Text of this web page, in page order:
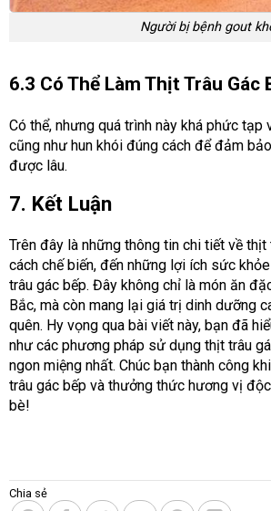
Người bị bệnh gout
6.3 Có Thể Làm Thịt Trâu Gác
Có thể, nhưng quá trình này khá phức
cũng như hun khói đúng cách để đảm
được lâu.
7. Kết Luận
Trên đây là những thông tin chi tiết về
cách chế biến, đến những lợi ích sức
trâu gác bếp. Đây không chỉ là món ăn
Bắc, mà còn mang lại giá trị dinh dưỡng
quên. Hy vọng qua bài viết này, bạn đã
như các phương pháp sử dụng thịt trâu
ngon miệng nhất. Chúc bạn thành công
trâu gác bếp và thưởng thức hương vị
bè!
Chia sẻ